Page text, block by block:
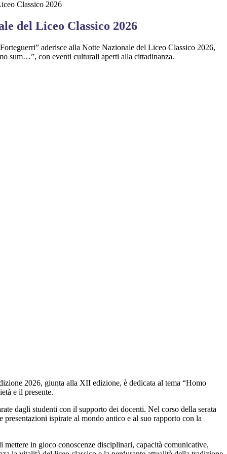
Classico 2026
del Liceo Classico 2026
aderisce alla Notte Nazionale del Liceo Classico 2026,
sum…”, con eventi culturali aperti alla cittadinanza.
2026, giunta alla XII edizione, è dedicata al tema “Homo
e il presente.
dagli studenti con il supporto dei docenti. Nel corso della serata
ispirate al mondo antico e al suo rapporto con la
in gioco conoscenze disciplinari, capacità comunicative,